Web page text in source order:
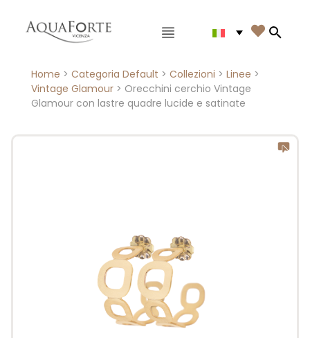
Menù principale 
Home > Categoria Default > Collezioni > Linee >
Vintage Glamour> Orecchini cerchio Vintage
Glamour con lastre quadre lucide e satinate